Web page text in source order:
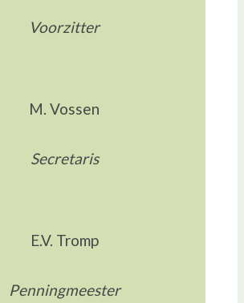
Voorzitter
M. Vossen
Secretaris
E.V. Tromp
Penningmeester